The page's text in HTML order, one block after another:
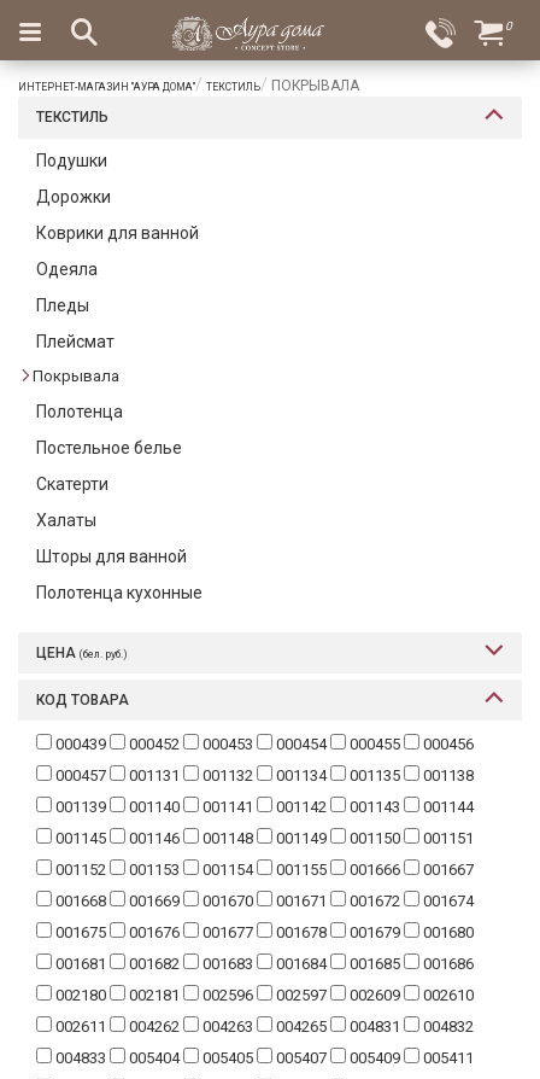
Вход
Избранное
×
Салоны
Доставка
Оплата
Подарки
Ароматы
для
Бар
хрусталь
Посуда
Сервировка
Столовые
приборы
Текстиль
Декор
Бренды
0
ИНТЕРНЕТ-МАГАЗИН "АУРА ДОМА" ТЕКСТИЛЬ
ПОКРЫВАЛА
ТЕКСТИЛЬ
Подушки
Дорожки
Коврики для ванной
Одеяла
Пледы
Плейсмат
Покрывала
Полотенца
Постельное белье
Скатерти
Халаты
Шторы для ванной
Полотенца кухонные
ЦЕНА (бел. руб.)
КОД ТОВАРА
000439 000452 000453 000454 000455
000456
000457
001131 001132 001134 001135
001138
001139
001140 001141 001142 001143
001144
001145
001146 001148 001149 001150
001151
001152
001153 001154 001155 001666
001667
001668
001669 001670 001671 001672
001674
001675
001676 001677 001678 001679
001680
001681
001682 001683 001684 001685
001686
002180
002181 002596 002597 002609
002610
002611
004262 004263 004265 004831
004832
004833
005404 005405 005407 005409
005411